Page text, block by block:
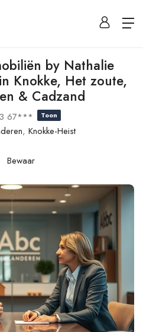
by Nathalie
Knokke, Het zoute,
& Cadzand
67*** Toon
, Knokke-Heist
Bewaar